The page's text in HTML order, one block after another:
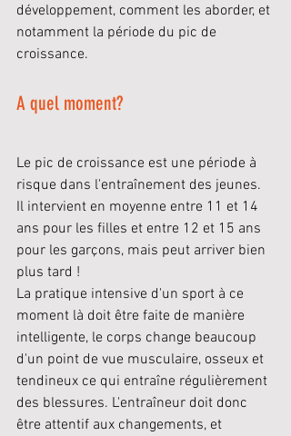
développement, comment les aborder, et
notamment la période du pic de
croissance.
A quel moment?
Le pic de croissance est une période à
risque dans l'entraînement des jeunes.
Il intervient en moyenne entre 11 et 14
ans pour les filles et entre 12 et 15 ans
pour les garçons, mais peut arriver bien
plus tard !
La pratique intensive d'un sport à ce
moment là doit être faite de manière
intelligente, le corps change beaucoup
d'un point de vue musculaire, osseux et
tendineux ce qui entraîne régulièrement
des blessures. L'entraîneur doit donc
être attentif aux changements, et